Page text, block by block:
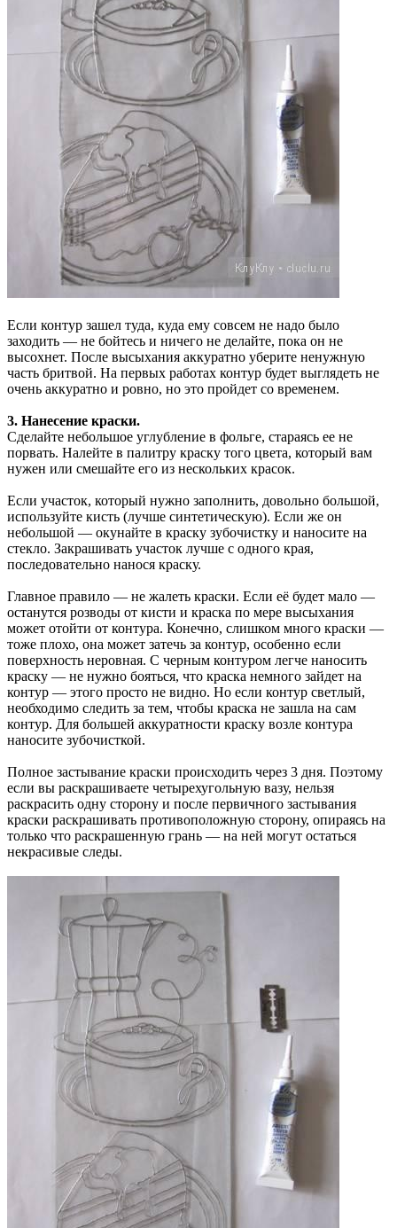
Если контур зашел туда, куда ему совсем не надо было
заходить — не бойтесь и ничего не делайте, пока он не
высохнет. После высыхания аккуратно уберите ненужную
часть бритвой. На первых работах контур будет выглядеть не
очень аккуратно и ровно, но это пройдет со временем.
3. Нанесение краски.
Сделайте небольшое углубление в фольге, стараясь ее не
порвать. Налейте в палитру краску того цвета, который вам
нужен или смешайте его из нескольких красок.
Если участок, который нужно заполнить, довольно большой,
используйте кисть (лучше синтетическую). Если же он
небольшой — окунайте в краску зубочистку и наносите на
стекло. Закрашивать участок лучше с одного края,
последовательно нанося краску.
Главное правило — не жалеть краски. Если её будет мало —
останутся розводы от кисти и краска по мере высыхания
может отойти от контура. Конечно, слишком много краски —
тоже плохо, она может затечь за контур, особенно если
поверхность неровная. С черным контуром легче наносить
краску — не нужно бояться, что краска немного зайдет на
контур — этого просто не видно. Но если контур светлый,
необходимо следить за тем, чтобы краска не зашла на сам
контур. Для большей аккуратности краску возле контура
наносите зубочисткой.
Полное застывание краски происходить через 3 дня. Поэтому
если вы раскрашиваете четырехугольную вазу, нельзя
раскрасить одну сторону и после первичного застывания
краски раскрашивать противоположную сторону, опираясь на
только что раскрашенную грань — на ней могут остаться
некрасивые следы.